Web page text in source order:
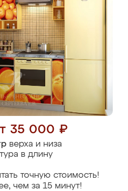
35 000 ₽
верха и низа
в длину
точную стоимость!
чем за 15 минут!